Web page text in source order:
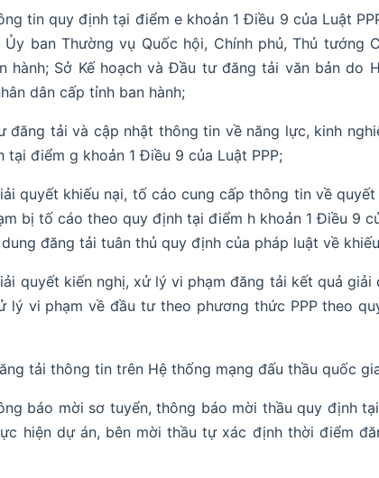
tin quy định tại điểm e khoản 1 Điều 9 của Luật
ban Thường vụ Quốc hội, Chính phủ, Thủ tướng
hành; Sở Kế hoạch và Đầu tư đăng tải văn bản do
dân cấp tỉnh ban hành;
đăng tải và cập nhật thông tin về năng lực, kinh
tại điểm g khoản 1 Điều 9 của Luật PPP;
quyết khiếu nại, tố cáo cung cấp thông tin về
bị tố cáo theo quy định tại điểm h khoản 1 Điều 9
đăng tải tuân thủ quy định của pháp luật về
quyết kiến nghị, xử lý vi phạm đăng tải kết quả
lý vi phạm về đầu tư theo phương thức PPP theo
tải thông tin trên Hệ thống mạng đấu thầu quốc
báo mời sơ tuyển, thông báo mời thầu quy định
hiện dự án, bên mời thầu tự xác định thời điểm